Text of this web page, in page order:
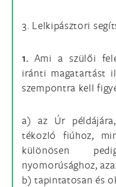
3. Lelkipásztori
1.Ami a szülői
iránti magatartást
szempontra kell
a) az Úr
tékozló fiúhoz,
különösen
nyomorúsághoz,
b) tapintatosan és